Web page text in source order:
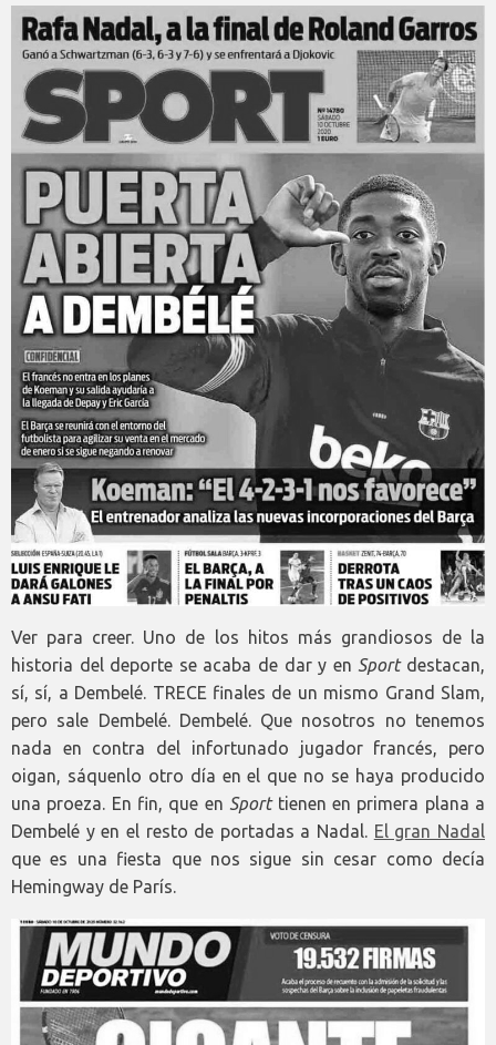
Ver para creer. Uno de los hitos más grandiosos de la
historia del deporte se acaba de dar y en Sportdestacan,
sí, sí, a Dembelé. TRECE finales de un mismo Grand Slam,
pero sale Dembelé. Dembelé. Que nosotros no tenemos
nada en contra del infortunado jugador francés, pero
oigan, sáquenlo otro día en el que no se haya producido
una proeza. En fin, que en Sporttienen en primera plana a
Dembelé y en el resto de portadas a Nadal. El gran Nadal
que es una fiesta que nos sigue sin cesar como decía
Hemingway de París.